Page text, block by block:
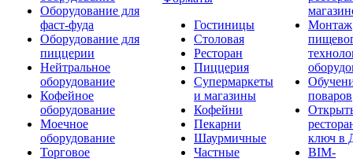
Оборудование для
фаст-фуда
Оборудование для
пиццерии
Нейтральное
оборудование
Кофейное
оборудование
Моечное
оборудование
Торговое
Гостиницы
Столовая
Ресторан
Пиццерия
Супермаркеты
и магазины
Кофейни
Пекарни
Шаурмичные
Частные
Монтаж
поваров
ключ в
BIM-